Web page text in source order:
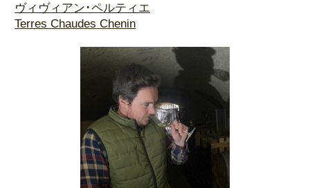
ヴィヴィアン･ペルティエ
Terres Chaudes Chenin